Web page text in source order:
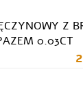
Z
0.03CT